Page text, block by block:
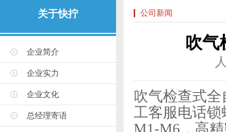
关于快拧
企业简介
企业实力
企业文化
总经理寄语
公司新闻
吹气
吹气检查式
工客服电话
M1-M6，高